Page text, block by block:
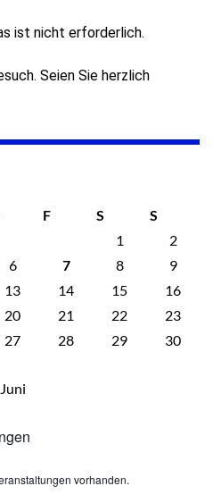
ist nicht erforderlich.
Seien Sie herzlich
F S
S
1
2
6 7 8
9
13 14 15
16
20 21 22
23
27 28 29
30
vorhanden.